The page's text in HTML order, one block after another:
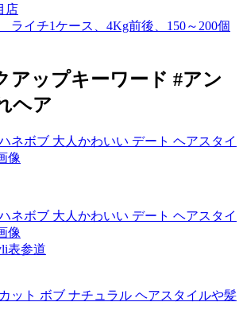
店
ライチ1ケース、4Kg前後、150～200個
アップキーワード #アン
ヘア
ネボブ 大人かわいい デート ヘアスタイ
像
ネボブ 大人かわいい デート ヘアスタイ
像
表参道
ット ボブ ナチュラル ヘアスタイルや髪